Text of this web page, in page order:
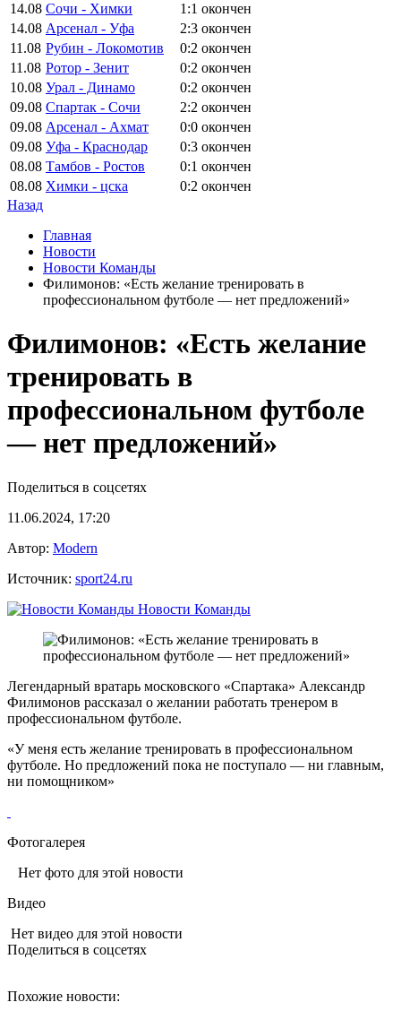
14.08 Сочи - Химки 1:1 окончен
14.08 Арсенал - Уфа 2:3 окончен
11.08 Рубин - Локомотив 0:2 окончен
11.08 Ротор - Зенит 0:2 окончен
10.08 Урал - Динамо 0:2 окончен
09.08 Спартак - Сочи 2:2 окончен
09.08 Арсенал - Ахмат 0:0 окончен
09.08 Уфа - Краснодар 0:3 окончен
08.08 Тамбов - Ростов 0:1 окончен
08.08 Химки - цска 0:2 окончен
Назад
Главная
Новости
Новости Команды
Филимонов: «Есть желание тренировать в
профессиональном футболе — нет предложений»
Филимонов: «Есть желание
тренировать в
профессиональном футболе
— нет предложений»
Поделиться в соцсетях
11.06.2024, 17:20
Автор: Modern
Источник: sport24.ru
Новости Команды
Легендарный вратарь московского «Спартака» Александр
Филимонов рассказал о желании работать тренером в
профессиональном футболе.
«У меня есть желание тренировать в профессиональном
футболе. Но предложений пока не поступало — ни главным,
ни помощником»
Фотогалерея
Нет фото для этой новости
Видео
Нет видео для этой новости
Поделиться в соцсетях
Похожие новости: